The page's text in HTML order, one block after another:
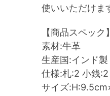
使いいただけま
【商品スペック】
素材:牛革
生産国:インド製
仕様:札:2 小銭
サイズ